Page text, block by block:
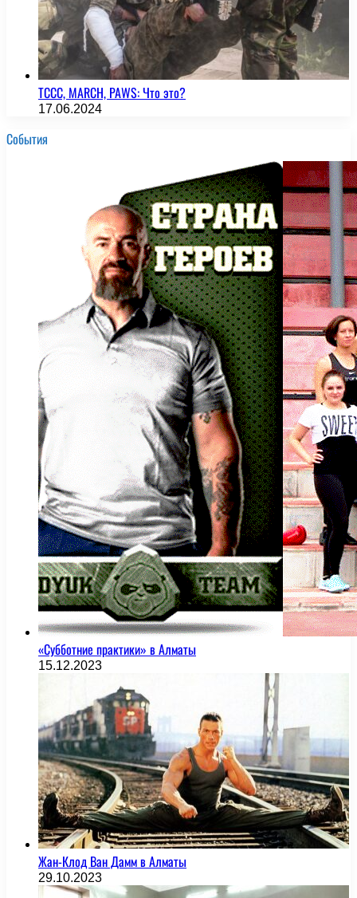
TCCC, MARCH, PAWS: Что это?
17.06.2024
События
«Субботние практики» в Алматы
15.12.2023
Жан-Клод Ван Дамм в Алматы
29.10.2023